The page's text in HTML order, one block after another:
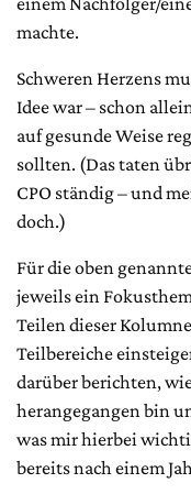
machte.
Schweren Herzens
Idee war – schon
auf gesunde Weise
sollten. (Das taten
CPO ständig – und
doch.)
Für die oben
jeweils ein
Teilen dieser
Teilbereiche
darüber berichten,
herangegangen bin
was mir hierbei
bereits nach einem